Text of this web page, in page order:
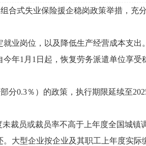
合式失业保险援企稳岗政策举措，充
业岗位，以及降低生产经营成本支出
年1月1日起，恢复劳务派遣单位享受
分0.3％）的政策，执行期限延续至
裁员或裁员率不高于上年度全国城镇
大型企业按企业及其职工上年度实际